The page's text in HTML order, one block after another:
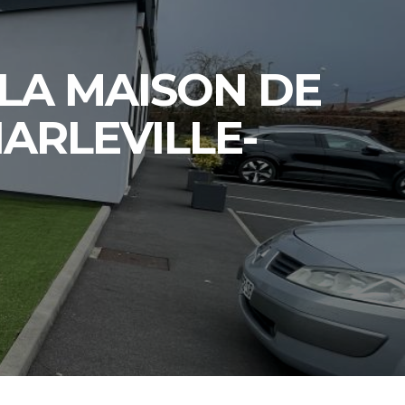
MAISON DE